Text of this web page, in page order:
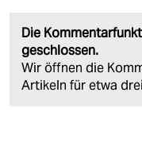
Die
geschlossen.
Wir öffnen die
Artikeln für etwa